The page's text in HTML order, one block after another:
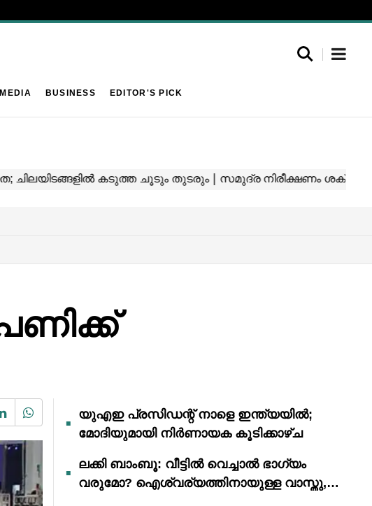
BUSINESS EDITOR'S PICK
യുഎഇ പ്രസിഡന്റ് നാളെ ഇന്ത്യയിൽ;
മോദിയുമായി നിർണായക കൂടിക്കാഴ്ച
ലക്കി ബാംബൂ: വീട്ടിൽ വെച്ചാൽ ഭാഗ്യം
വരുമോ? ഐശ്വര്യത്തിനായുള്ള വാസ്തു,